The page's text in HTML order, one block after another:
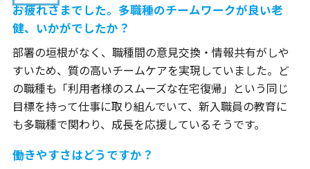
――お疲れさまでした。多職種のチームワークが良い老
健、いかがでしたか？
部署の垣根がなく、職種間の意見交換・情報共有がしや
すいため、質の高いチームケアを実現していました。ど
の職種も「利用者様のスムーズな在宅復帰」という同じ
目標を持って仕事に取り組んでいて、新入職員の教育に
も多職種で関わり、成長を応援しているそうです。
――働きやすさはどうですか？